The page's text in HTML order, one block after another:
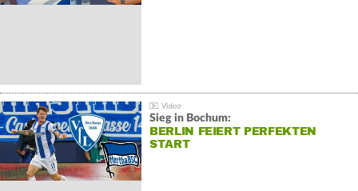
Sieg in Bochum:
BERLIN FEIERT PERFEKTEN
START